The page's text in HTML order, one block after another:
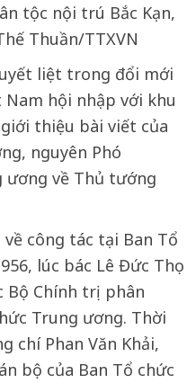
tộc nội trú Bắc Kạn,
Thuần/TTXVN
liệt trong đổi mới
hội nhập với khu
thiệu bài viết của
nguyên Phó
ương về Thủ tướng
công tác tại Ban Tổ
lúc bác Lê Đức Thọ
Bộ Chính trị phân
Trung ương. Thời
chí Phan Văn Khải,
bộ của Ban Tổ chức